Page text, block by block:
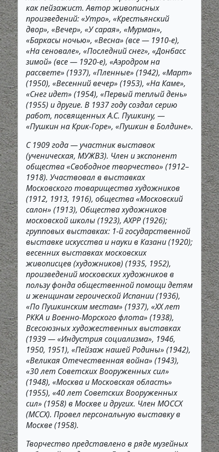
как пейзажист. Автор живописных
произведений: «Утро», «Крестьянский
двор», «Вечер», «У сарая», «Мурман»,
«Баркасы ночью», «Весна» (все — 1910-е),
«На сеновале», «Последний снег», «Донбасс
зимой» (все — 1920-е), «Аэродром на
рассвете» (1937), «Пленные» (1942), «Март»
(1950), «Весенний вечер» (1953), «На Каме»,
«Снег идет» (1954), «Первый теплый день»
(1955) и другие. В 1937 году создал серию
работ, посвященных А.С. Пушкину, —
«Пушкин на Крик-Горе», «Пушкин в Болдине».
С 1909 года — участник выставок
(ученическая, МУЖВЗ). Член и экспонент
общества «Свободное творчество» (1912–
1918). Участвовал в выставках
Московского товарищества художников
(1912, 1913, 1916), общества «Московский
салон» (1913), Общества художников
московской школы (1923), АХРР (1926);
групповых выставках: 1-й государственной
выставке искусства и науки в Казани (1920);
весенних выставках московских
живописцев (художников) (1935, 1952),
произведений московских художников в
пользу фонда общественной помощи детям
и женщинам героической Испании (1936),
«По Пушкинским местам» (1937), «ХХ лет
РККА и Военно-Морского флота» (1938),
Всесоюзных художественных выставках
(1939 — «Индустрия социализма», 1946,
1950, 1951), «Пейзаж нашей Родины» (1942),
«Великая Отечественная война» (1943),
«30 лет Советских Вооруженных сил»
(1948), «Москва и Московская область»
(1955), «40 лет Советских Вооруженных
сил» (1958) в Москве и других. Член МОССХ
(МССХ). Провел персональную выставку в
Москве (1958).
Творчество представлено в ряде музейных